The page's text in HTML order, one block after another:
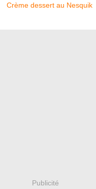
Publicité